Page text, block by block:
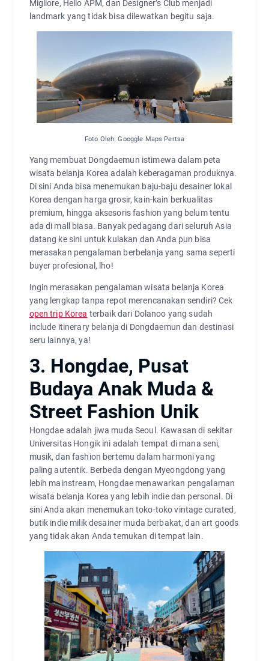
Migliore, Hello APM, dan Designer’s Club menjadi
landmark yang tidak bisa dilewatkan begitu saja.
Foto Oleh: Googgle Maps Pertsa
Yang membuat Dongdaemun istimewa dalam peta
wisata belanja Korea adalah keberagaman produknya.
Di sini Anda bisa menemukan baju-baju desainer lokal
Korea dengan harga grosir, kain-kain berkualitas
premium, hingga aksesoris fashion yang belum tentu
ada di mall biasa. Banyak pedagang dari seluruh Asia
datang ke sini untuk kulakan dan Anda pun bisa
merasakan pengalaman berbelanja yang sama seperti
buyer profesional, lho!
Ingin merasakan pengalaman wisata belanja Korea
yang lengkap tanpa repot merencanakan sendiri? Cek
open trip Korea terbaik dari Dolanoo yang sudah
include itinerary belanja di Dongdaemun dan destinasi
seru lainnya, ya!
3. Hongdae, Pusat
Budaya Anak Muda &
Street Fashion Unik
Hongdae adalah jiwa muda Seoul. Kawasan di sekitar
Universitas Hongik ini adalah tempat di mana seni,
musik, dan fashion bertemu dalam harmoni yang
paling autentik. Berbeda dengan Myeongdong yang
lebih mainstream, Hongdae menawarkan pengalaman
wisata belanja Korea yang lebih indie dan personal. Di
sini Anda akan menemukan toko-toko vintage curated,
butik indie milik desainer muda berbakat, dan art goods
yang tidak akan Anda temukan di tempat lain.